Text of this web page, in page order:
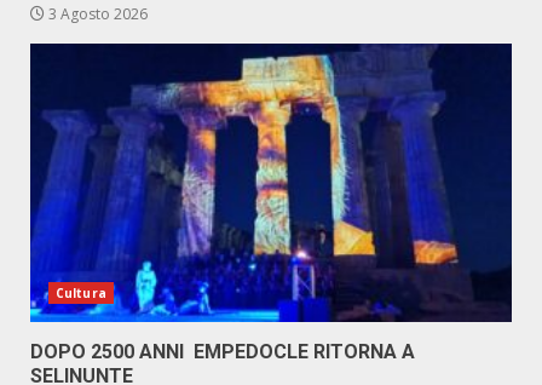
3 Agosto 2026
Cultura
DOPO 2500 ANNI EMPEDOCLE RITORNA A
SELINUNTE